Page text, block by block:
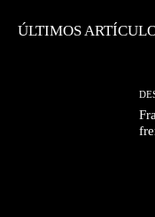
ÚLTIMOS